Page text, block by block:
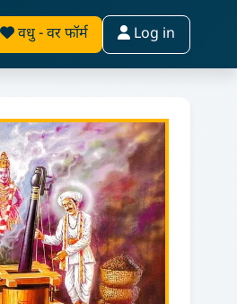
वधु - वर फॉर्म Log in